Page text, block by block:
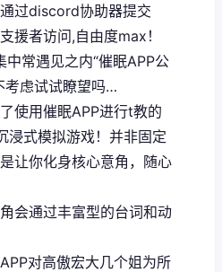
过discord协助器提交
援者访问,自由度max！
常遇见之内“催眠APP公
考虑试试瞭望吗…
使用催眠APP进行t教的
浸式模拟游戏！并非固定
让你化身核心意角，随心
会通过丰富型的台词和动
对高傲宏大几个姐为所